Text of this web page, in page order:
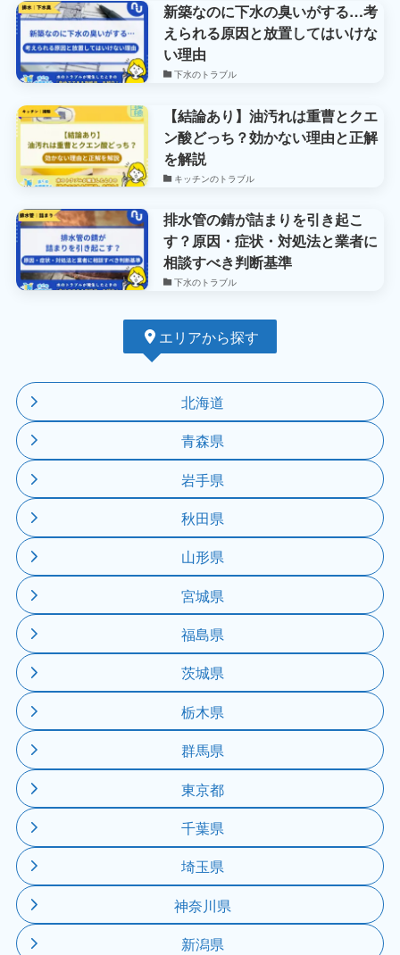
新築なのに下水の臭いがする…考
えられる原因と放置してはいけな
い理由
下水のトラブル
【結論あり】油汚れは重曹とクエ
ン酸どっち？効かない理由と正解
を解説
キッチンのトラブル
排水管の錆が詰まりを引き起こ
す？原因・症状・対処法と業者に
相談すべき判断基準
下水のトラブル
エリアから探す
北海道
青森県
岩手県
秋田県
山形県
宮城県
福島県
茨城県
栃木県
群馬県
東京都
千葉県
埼玉県
神奈川県
新潟県